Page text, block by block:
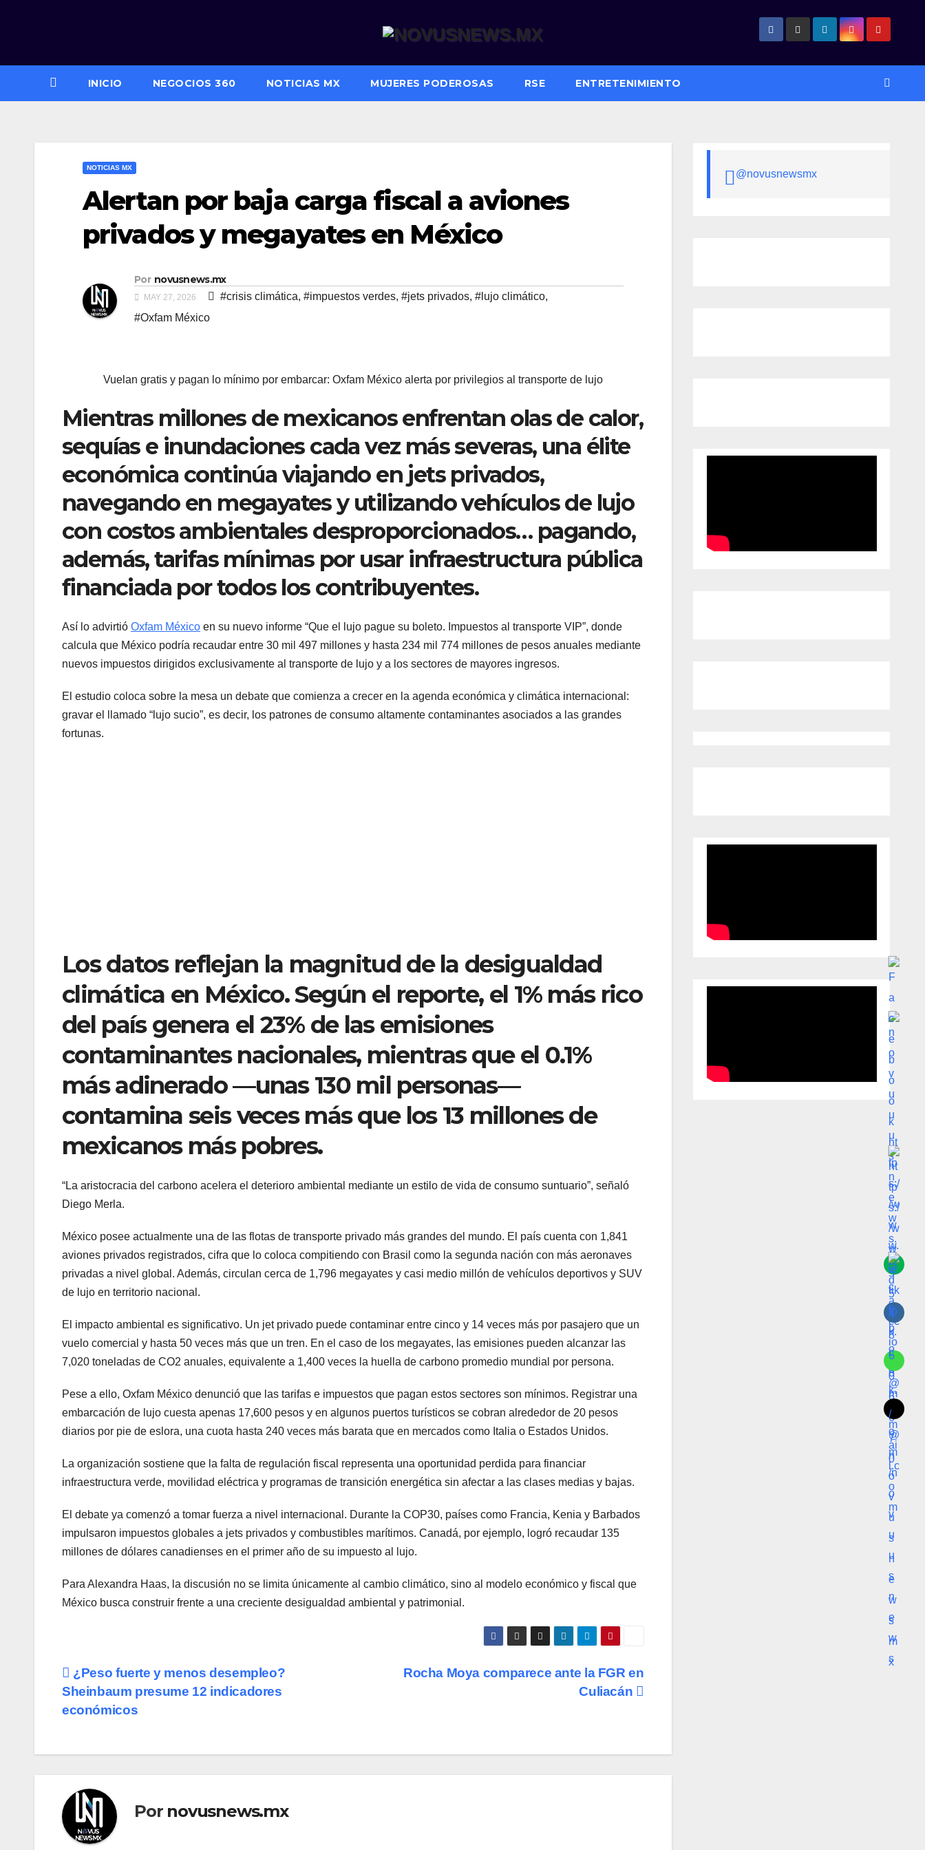
INICIO NEGOCIOS 360 NOTICIAS MX MUJERES PODEROSAS RSE ENTRETENIMIENTO
NOTICIAS MX
Alertan por baja carga fiscal a aviones
privados y megayates en México
Por novusnews.mx
MAY 27, 2026 #crisis climática, #impuestos verdes, #jets privados, #lujo climático,
#Oxfam México
Vuelan gratis y pagan lo mínimo por embarcar: Oxfam México alerta por privilegios al transporte de lujo
Mientras millones de mexicanos enfrentan olas de calor,
sequías e inundaciones cada vez más severas, una élite
económica continúa viajando en jets privados,
navegando en megayates y utilizando vehículos de lujo
con costos ambientales desproporcionados… pagando,
además, tarifas mínimas por usar infraestructura pública
financiada por todos los contribuyentes.
Así lo advirtió Oxfam México en su nuevo informe “Que el lujo pague su boleto. Impuestos al transporte VIP”, donde
calcula que México podría recaudar entre 30 mil 497 millones y hasta 234 mil 774 millones de pesos anuales mediante
nuevos impuestos dirigidos exclusivamente al transporte de lujo y a los sectores de mayores ingresos.
El estudio coloca sobre la mesa un debate que comienza a crecer en la agenda económica y climática internacional:
gravar el llamado “lujo sucio”, es decir, los patrones de consumo altamente contaminantes asociados a las grandes
fortunas.
Los datos reflejan la magnitud de la desigualdad
climática en México. Según el reporte, el 1% más rico
del país genera el 23% de las emisiones
contaminantes nacionales, mientras que el 0.1%
más adinerado —unas 130 mil personas—
contamina seis veces más que los 13 millones de
mexicanos más pobres.
“La aristocracia del carbono acelera el deterioro ambiental mediante un estilo de vida de consumo suntuario”, señaló
Diego Merla.
México posee actualmente una de las flotas de transporte privado más grandes del mundo. El país cuenta con 1,841
aviones privados registrados, cifra que lo coloca compitiendo con Brasil como la segunda nación con más aeronaves
privadas a nivel global. Además, circulan cerca de 1,796 megayates y casi medio millón de vehículos deportivos y SUV
de lujo en territorio nacional.
El impacto ambiental es significativo. Un jet privado puede contaminar entre cinco y 14 veces más por pasajero que un
vuelo comercial y hasta 50 veces más que un tren. En el caso de los megayates, las emisiones pueden alcanzar las
7,020 toneladas de CO2 anuales, equivalente a 1,400 veces la huella de carbono promedio mundial por persona.
Pese a ello, Oxfam México denunció que las tarifas e impuestos que pagan estos sectores son mínimos. Registrar una
embarcación de lujo cuesta apenas 17,600 pesos y en algunos puertos turísticos se cobran alrededor de 20 pesos
diarios por pie de eslora, una cuota hasta 240 veces más barata que en mercados como Italia o Estados Unidos.
La organización sostiene que la falta de regulación fiscal representa una oportunidad perdida para financiar
infraestructura verde, movilidad eléctrica y programas de transición energética sin afectar a las clases medias y bajas.
El debate ya comenzó a tomar fuerza a nivel internacional. Durante la COP30, países como Francia, Kenia y Barbados
impulsaron impuestos globales a jets privados y combustibles marítimos. Canadá, por ejemplo, logró recaudar 135
millones de dólares canadienses en el primer año de su impuesto al lujo.
Para Alexandra Haas, la discusión no se limita únicamente al cambio climático, sino al modelo económico y fiscal que
México busca construir frente a una creciente desigualdad ambiental y patrimonial.
Navegación
de
Rocha Moya comparece ante la FGR en
Culiacán
¿Peso fuerte y menos desempleo?
Sheinbaum presume 12 indicadores
económicos
Por novusnews.mx
@novusnewsmx